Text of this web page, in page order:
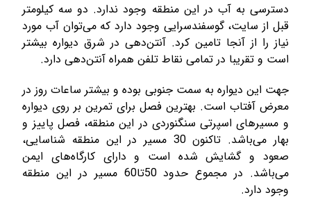
دسترسی به آب در این منطقه وجود ندارد. دو سه کیلومتر
قبل از سایت، گوسفندسرایی وجود دارد که می‌توان آب مورد
نیاز را از آنجا تامین کرد. آنتن‌دهی در شرق دیواره بیشتر
است و تقریبا در تمامی نقاط تلفن همراه آنتن‌دهی دارد.
جهت این دیواره به سمت جنوبی بوده و بیشتر ساعات روز در
معرض آفتاب است. بهترین فصل برای تمرین بر روی دیواره
و مسیرهای اسپرتی سنگنوردی در این منطقه، فصل پاییز و
بهار می‌باشد. تاکنون 30 مسیر در این منطقه شناسایی،
صعود و گشایش شده است و دارای کارگاه‌های ایمن
می‌باشد. در مجموع حدود 50تا60 مسیر در این منطقه
وجود دارد.